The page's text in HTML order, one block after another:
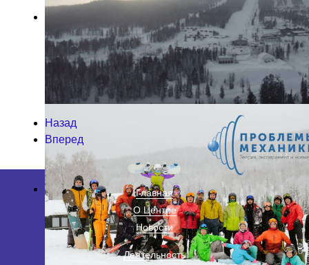
Назад
Вперед
Главная
О Центре
Новости
Деятельность